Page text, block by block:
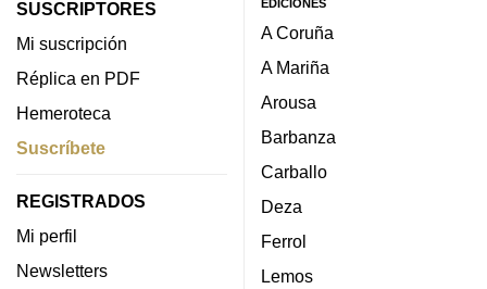
SUSCRIPTORES
Mi suscripción
Réplica en PDF
Hemeroteca
Suscríbete
REGISTRADOS
Mi perfil
Newsletters
EDICIONES
A Coruña
A Mariña
Arousa
Barbanza
Carballo
Deza
Ferrol
Lemos